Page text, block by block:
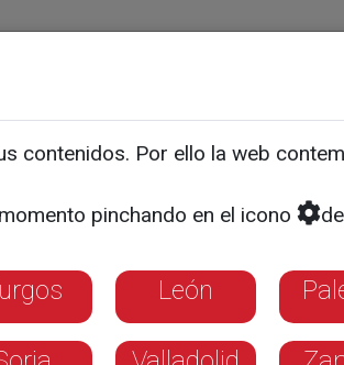
dos
Baños de
rescatado con vida en el
contenidos. Por ello la web
pinchando en el icono
León